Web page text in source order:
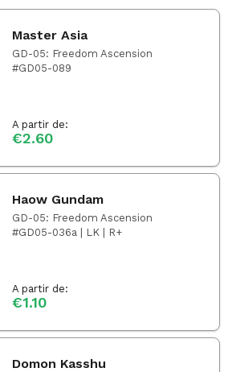
Master Asia
GD-05: Freedom Ascension
#GD05-089
A partir de:
€2.60
Haow Gundam
GD-05: Freedom Ascension
#GD05-036a | LK | R+
A partir de:
€1.10
Domon Kasshu